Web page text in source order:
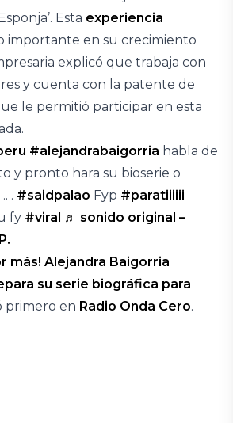
Esta experiencia
importante en su crecimiento
explicó que trabaja con
y cuenta con la patente de
le permitió participar en esta
#alejandrabaigorria habla de
y pronto hara su bioserie o
. #saidpalao Fyp #paratiiiiii
fy #viral ♬ sonido original –
más! Alejandra Baigorria
su serie biográfica para
primero en Radio Onda Cero.